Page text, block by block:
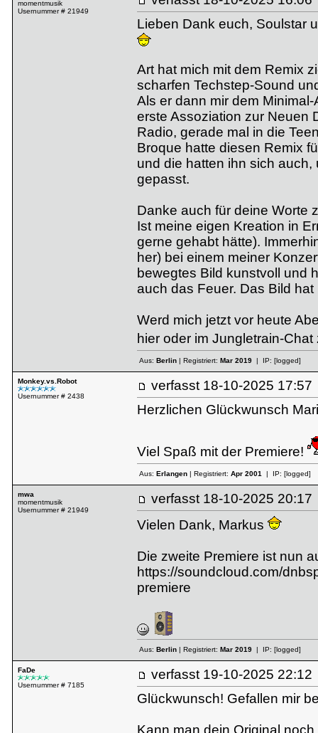
momentmusik
Usernummer # 21949
Lieben Dank euch, Soulstar
Art hat mich mit dem Remix
scharfen Techstep-Sound
Als er dann mir dem
erste Assoziation zur Neuen
Radio, gerade mal in die
Broque hatte diesen Remix
und die hatten ihn sich
gepasst.
Danke auch für deine Worte
Ist meine eigen Kreation in
gerne gehabt hätte).
her) bei einem meiner
bewegtes Bild kunstvoll und
auch das Feuer. Das Bild
Werd mich jetzt vor heute
hier oder im Jungletrain-
Aus: Berlin| Registriert: Mar 2019| IP: [logged]
Monkey.vs.Robot
Usernummer # 2438
verfasst 18-10-2025
Herzlichen Glückwunsch
Viel Spaß mit der Premiere!
Aus: Erlangen| Registriert: Apr 2001| IP: [logged]
mwa
momentmusik
Usernummer # 21949
verfasst 18-10-2025
Vielen Dank, Markus
Die zweite Premiere ist nun
https://soundcloud.com/
premiere
Aus: Berlin| Registriert: Mar 2019| IP: [logged]
FaDe
Usernummer # 7185
verfasst 19-10-2025
Glückwunsch! Gefallen mir
Kann man dein Original